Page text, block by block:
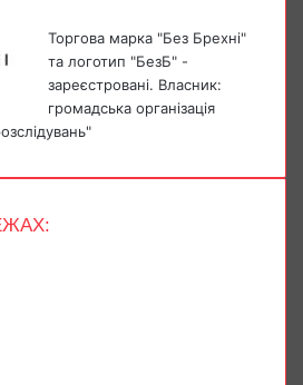
Торгова марка "Без Брехні"
та логотип "БезБ" -
зареєстровані. Власник:
громадська організація